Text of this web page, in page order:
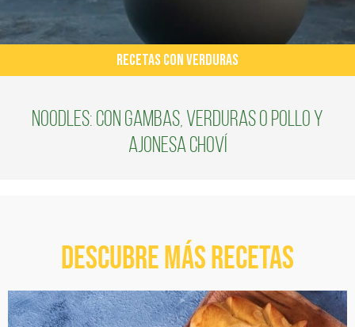
RECETAS CON VERDURAS
Noodles: con gambas, verduras o pollo y
ajonesa Choví
Descubre más recetas